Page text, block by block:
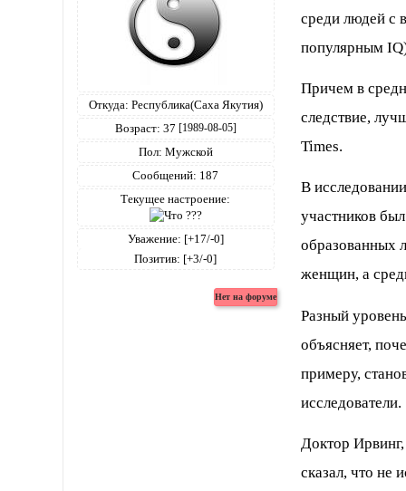
Откуда: Республика(Саха Якутия)
Возраст: 37 [1989-08-05]
Пол: Мужской
Сообщений: 187
Текущее настроение:
Уважение: [+17/-0]
Позитив: [+3/-0]
среди людей с
популярным
Причем в
следствие,
Times.
В
участников
образованных
женщин, а
Разный
объясняет,
примеру,
исследователи.
Доктор
сказал, что не